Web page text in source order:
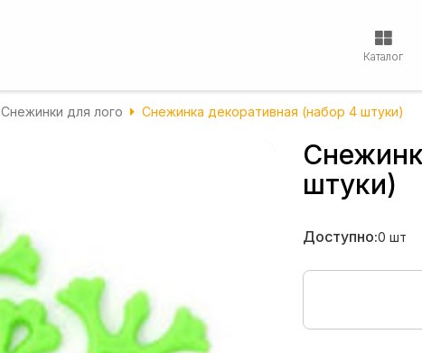
Каталог
Снежинки для лого Снежинка декоративная (набор 4 штуки)
штуки)
Доступно:0 шт